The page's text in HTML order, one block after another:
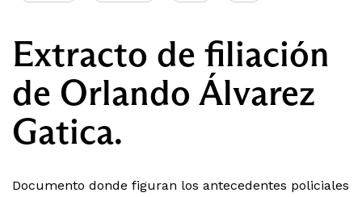
Extracto de filiación
de Orlando Álvarez
Gatica.
Documento donde figuran los antecedentes policiales